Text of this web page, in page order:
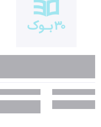
می‌برد و به‌عنوان سرگرمی بر
راهنمای برویر نیز هست. و لو
زندگی واقعی هرگز یکدیگر را
واکنش‌های